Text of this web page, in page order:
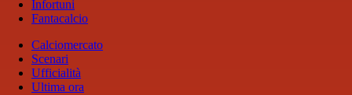
Infortuni
Fantacalcio
Calciomercato
Scenari
Ufficialità
Ultima ora